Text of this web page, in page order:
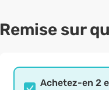
Remise sur
Achetez-en 2